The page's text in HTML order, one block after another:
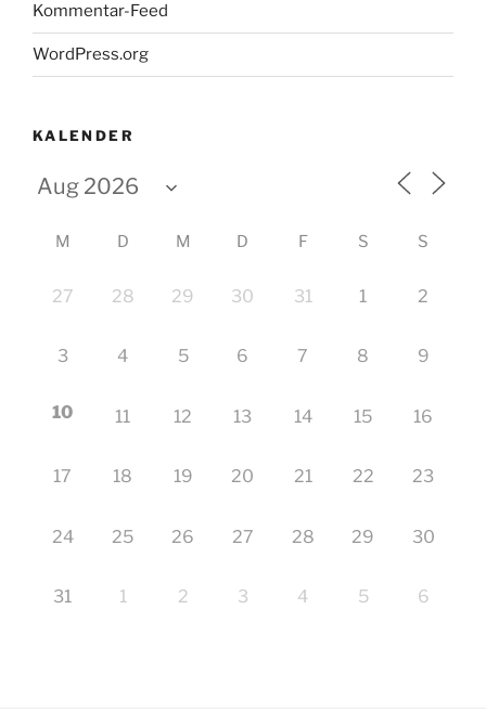
Kommentar-Feed
WordPress.org
KALENDER
M D M D F S S
27 28 29 30 31 1 2
3 4 5 6 7 8 9
10 11 12 13 14 15 16
17 18 19 20 21 22 23
24 25 26 27 28 29 30
31 1 2 3 4 5 6